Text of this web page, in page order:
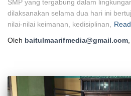
SMP yang tergabung dalam
dilaksanakan selama dua hari ini
nilai-nilai keimanan, kedisiplinan,
Oleh baitulmaarifmedia@gmail.com